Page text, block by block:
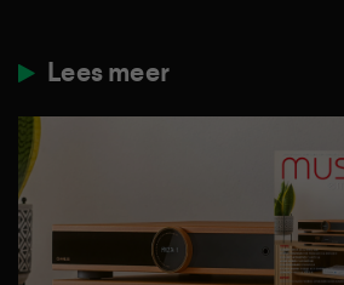
Lees meer